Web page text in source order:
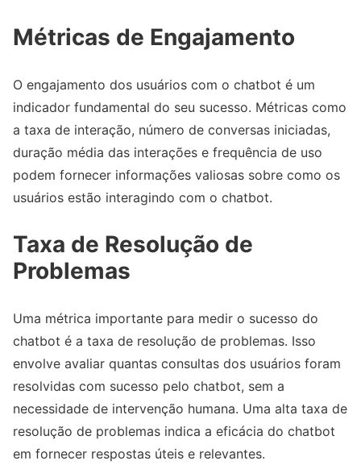
Métricas de Engajamento
O engajamento dos usuários com o chatbot é um
indicador fundamental do seu sucesso. Métricas como
a taxa de interação, número de conversas iniciadas,
duração média das interações e frequência de uso
podem fornecer informações valiosas sobre como os
usuários estão interagindo com o chatbot.
Taxa de Resolução de
Problemas
Uma métrica importante para medir o sucesso do
chatbot é a taxa de resolução de problemas. Isso
envolve avaliar quantas consultas dos usuários foram
resolvidas com sucesso pelo chatbot, sem a
necessidade de intervenção humana. Uma alta taxa de
resolução de problemas indica a eficácia do chatbot
em fornecer respostas úteis e relevantes.